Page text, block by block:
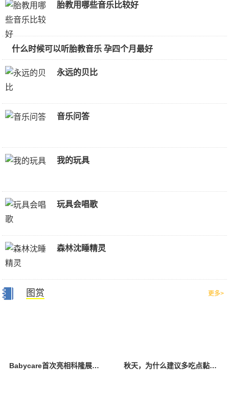
胎教用哪些音乐比较好
什么时候可以听胎教音乐 孕四个月最好
永远的贝比
音乐问答
我的玩具
玩具会唱歌
森林沈睡精灵
图赏 更多>
Babycare首次亮相科隆展，创新设计与卓越产品力引全球瞩目 秋天，为什么建议多吃点黏液菜？